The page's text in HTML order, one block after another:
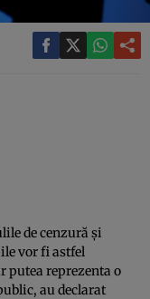
de cenzură şi
vor fi astfel
reprezenta o
au declarat